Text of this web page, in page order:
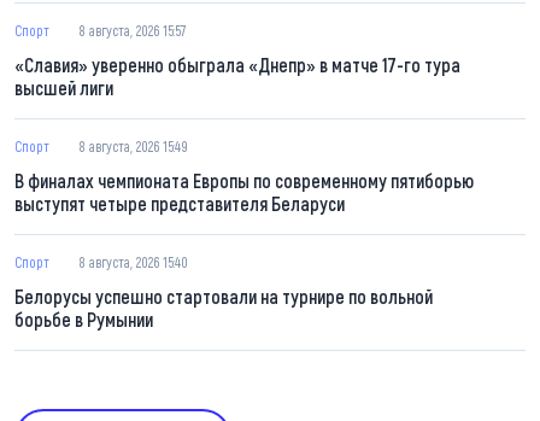
Спорт 8 августа, 2026 15:57
«Славия» уверенно обыграла «Днепр» в матче 17-го тура
высшей лиги
Спорт 8 августа, 2026 15:49
В финалах чемпионата Европы по современному пятиборью
выступят четыре представителя Беларуси
Спорт 8 августа, 2026 15:40
Белорусы успешно стартовали на турнире по вольной
борьбе в Румынии